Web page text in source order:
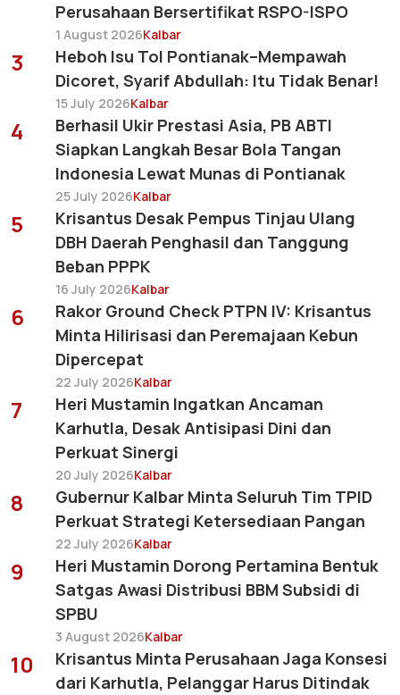
Perusahaan Bersertifikat RSPO-ISPO
1 August 2026Kalbar
3
Heboh Isu Tol Pontianak–Mempawah
Dicoret, Syarif Abdullah: Itu Tidak Benar!
15 July 2026Kalbar
4
Berhasil Ukir Prestasi Asia, PB ABTI
Siapkan Langkah Besar Bola Tangan
Indonesia Lewat Munas di Pontianak
25 July 2026Kalbar
5
Krisantus Desak Pempus Tinjau Ulang
DBH Daerah Penghasil dan Tanggung
Beban PPPK
16 July 2026Kalbar
6
Rakor Ground Check PTPN IV: Krisantus
Minta Hilirisasi dan Peremajaan Kebun
Dipercepat
22 July 2026Kalbar
7
Heri Mustamin Ingatkan Ancaman
Karhutla, Desak Antisipasi Dini dan
Perkuat Sinergi
20 July 2026Kalbar
8
Gubernur Kalbar Minta Seluruh Tim TPID
Perkuat Strategi Ketersediaan Pangan
22 July 2026Kalbar
9
Heri Mustamin Dorong Pertamina Bentuk
Satgas Awasi Distribusi BBM Subsidi di
SPBU
3 August 2026Kalbar
10
Krisantus Minta Perusahaan Jaga Konsesi
dari Karhutla, Pelanggar Harus Ditindak